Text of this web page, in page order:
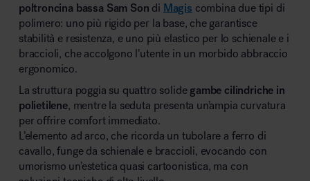
poltroncina bassa Sam Son di Magis combina due tipi di
polimero: uno più rigido per la base, che garantisce
stabilità e resistenza, e uno più elastico per lo schienale e i
braccioli, che accolgono l’utente in un morbido abbraccio
ergonomico.
La struttura poggia su quattro solide gambe cilindriche in
polietilene, mentre la seduta presenta un’ampia curvatura
per offrire comfort immediato.
L’elemento ad arco, che ricorda un tubolare a ferro di
cavallo, funge da schienale e braccioli, evocando con
umorismo un’estetica quasi cartoonistica, ma con